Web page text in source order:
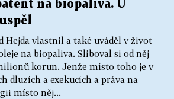
na biopaliva. U
Hejda vlastnil a také uváděl v život
na biopaliva. Sliboval si od něj
korun. Jenže místo toho je v
dluzích a exekucích a práva na
místo něj...